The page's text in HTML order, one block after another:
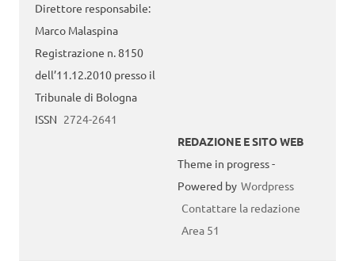
Direttore responsabile:
Marco Malaspina
Registrazione n. 8150
dell’11.12.2010 presso il
Tribunale di Bologna
ISSN 2724-2641
REDAZIONE E SITO WEB
Theme in progress -
Powered by Wordpress
Contattare la redazione
Area 51